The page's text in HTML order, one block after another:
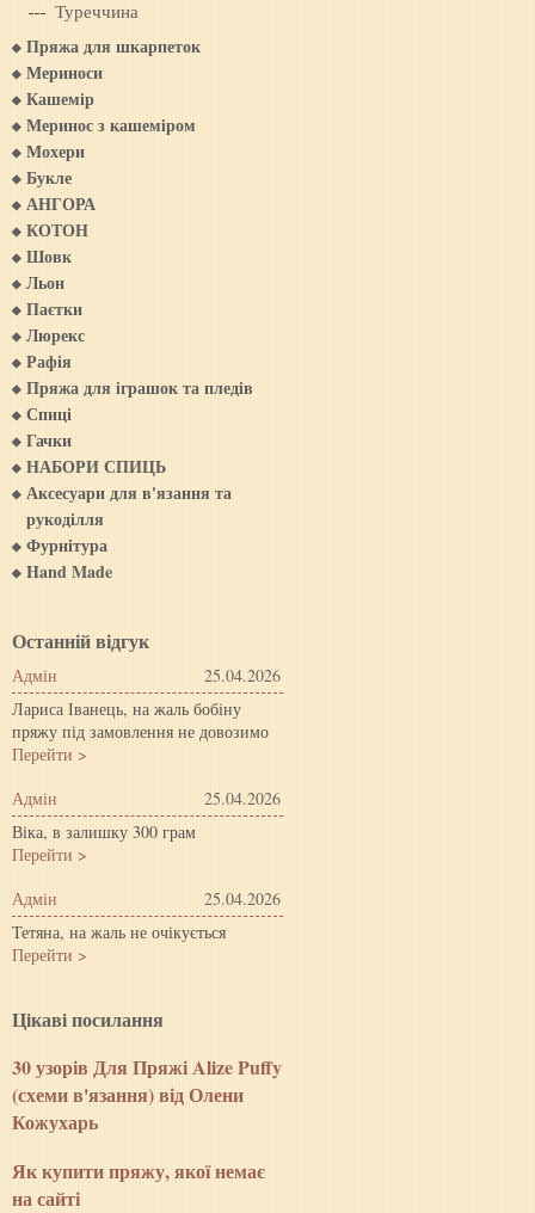
Туреччина
Пряжа для шкарпеток
Мериноси
Кашемiр
Меринос з кашемiром
Мохери
Букле
АНГОРА
КОТОН
Шовк
Льон
Паєтки
Люрекс
Рафія
Пряжа для iграшок та пледiв
Спиці
Гачки
НАБОРИ СПИЦЬ
Аксесуари для в'язання та
рукоділля
Фурнітура
Hand Made
Останній відгук
Адмін
25.04.2026
Лариса Іванець, на жаль бобіну
пряжу під замовлення не довозимо
Перейти >
Адмін
25.04.2026
Віка, в залишку 300 грам
Перейти >
Адмін
25.04.2026
Тетяна, на жаль не очікується
Перейти >
Цiкавi посилання
30 узорів Для Пряжі Alize Puffy
(схеми в'язання) від Олени
Кожухарь
Як купити пряжу, якої немає
на сайті